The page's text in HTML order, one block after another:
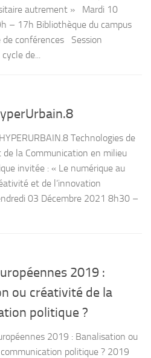
autrement » Mardi 10
– 17h Bibliothèque du campus
de conférences Session
de...
Technologies de
de la Communication en milieu
invitée : « Le numérique au
et de l’innovation
03 Décembre 2021 8h30 –
2019 :
ou créativité de la
politique ?
2019 : Banalisation ou
politique ? 2019